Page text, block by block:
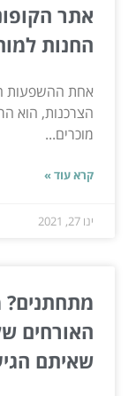
אתר
החנות
אחת ההשפעות
הצרכנות, הוא
מוכרים...
קרא עוד »
ינו 27, 2021
מתחתנים?
האורחים
שאיתם